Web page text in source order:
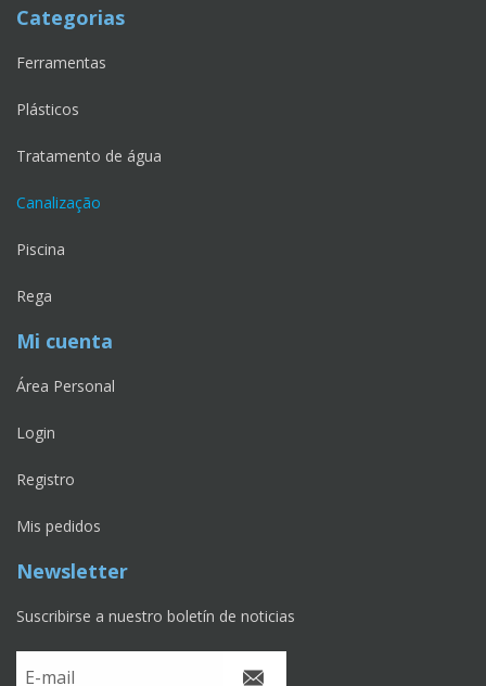
Categorias
Ferramentas
Plásticos
Tratamento de água
Canalização
Piscina
Rega
Mi cuenta
Área Personal
Login
Registro
Mis pedidos
Newsletter
Suscribirse a nuestro boletín de noticias